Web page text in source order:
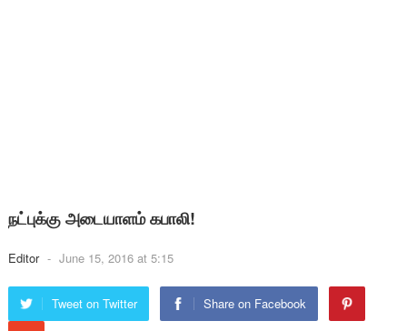
நட்புக்கு அடையாளம் கபாலி!
Editor - June 15, 2016 at 5:15
Tweet on Twitter Share on Facebook